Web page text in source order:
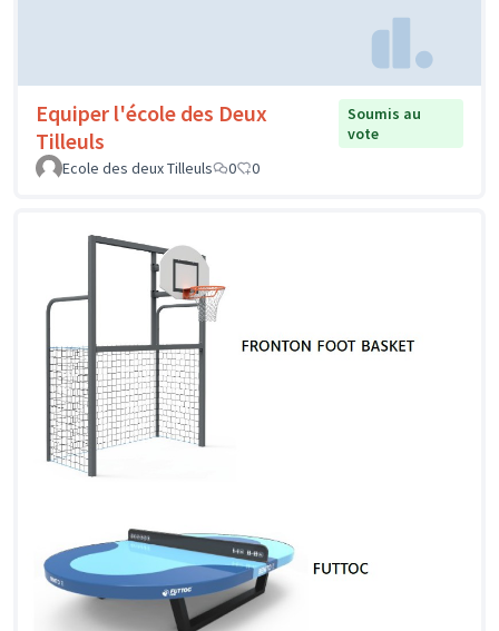
Equiper l'école des Deux
Tilleuls
Soumis au
vote
Ecole des deux Tilleuls
0 0